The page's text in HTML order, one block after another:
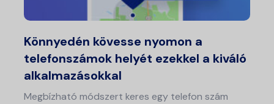
Könnyedén kövesse nyomon a
telefonszámok helyét ezekkel a kiváló
alkalmazásokkal
Megbízható módszert keres egy telefon szám